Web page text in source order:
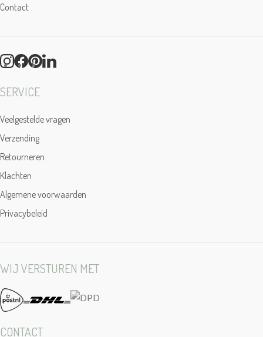
Contact
SERVICE
Veelgestelde vragen
Verzending
Retourneren
Klachten
Algemene voorwaarden
Privacybeleid
WIJ VERSTUREN MET
CONTACT